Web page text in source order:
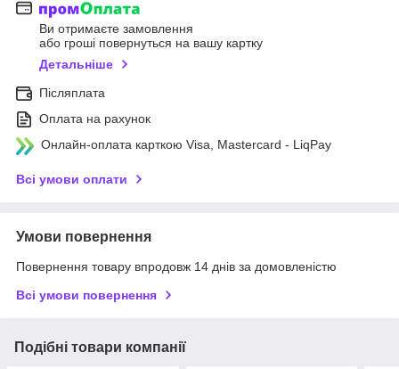
Ви отримаєте замовлення
або гроші повернуться на вашу картку
Детальніше
Післяплата
Оплата на рахунок
Онлайн-оплата карткою Visa, Mastercard - LiqPay
Всі умови оплати
Умови повернення
Повернення товару впродовж 14 днів за домовленістю
Всі умови повернення
Подібні товари компанії